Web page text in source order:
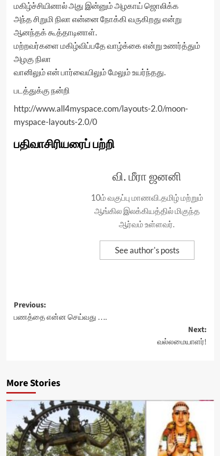
மகிழ்ச்சியினால் அது இன்னும் அழகாய் ஜொலிக்க
அந்த சிறுமி நிலா என்னை நோக்கி வருகிறது என்று
ஆனந்தக் கூத்தாடினாள்.
மற்றவர்களை மகிழ்விப்பதே வாழ்க்கை என்று உணர்த்தும்
அழகு நிலா
வானிலும் என் பார்வையிலும் மேலும் உயர்ந்தது.
படத்துக்கு நன்றி
http://www.all4myspace.com/layouts-2.0/moon-
myspace-layouts-2.0/0
பதிவாசிரியரைப் பற்றி
வி. மீரா ஜனனி
10ம் வகுப்பு மாணவி.தமிழ் மற்றும்
ஆங்கில இலக்கியத்தில் மிகுந்த
ஆர்வம் உள்ளவர்.
See author's posts
Post
navigation
Previous:
பணத்தை என்ன செய்வது ….
Next:
வல்லமையாளர்!
More Stories